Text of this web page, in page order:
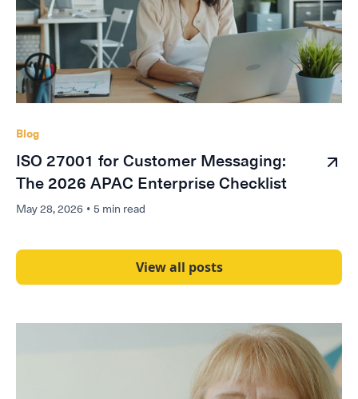
Blog
ISO 27001 for Customer Messaging:
The 2026 APAC Enterprise Checklist
May 28, 2026 • 5 min read
View all posts